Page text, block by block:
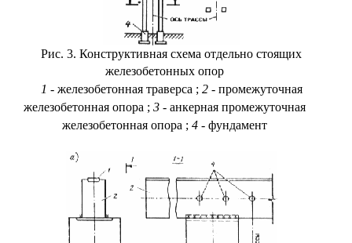
Рис. 3. Конструктивная схема отдельно стоящих
железобетонных опор
1 - железобетонная траверса ; 2- промежуточная
железобетонная опора ; 3- анкерная промежуточная
железобетонная опора ; 4- фундамент